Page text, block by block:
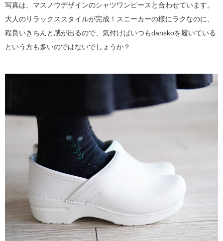
写真は、マスノウデザインのシャツワンピースと合わせています。
大人のリラックススタイルが完成！スニーカーの様にラクなのに、
程良いきちんと感が出るので、気付けばいつもdanskoを履いている
という方も多いのではないでしょうか？